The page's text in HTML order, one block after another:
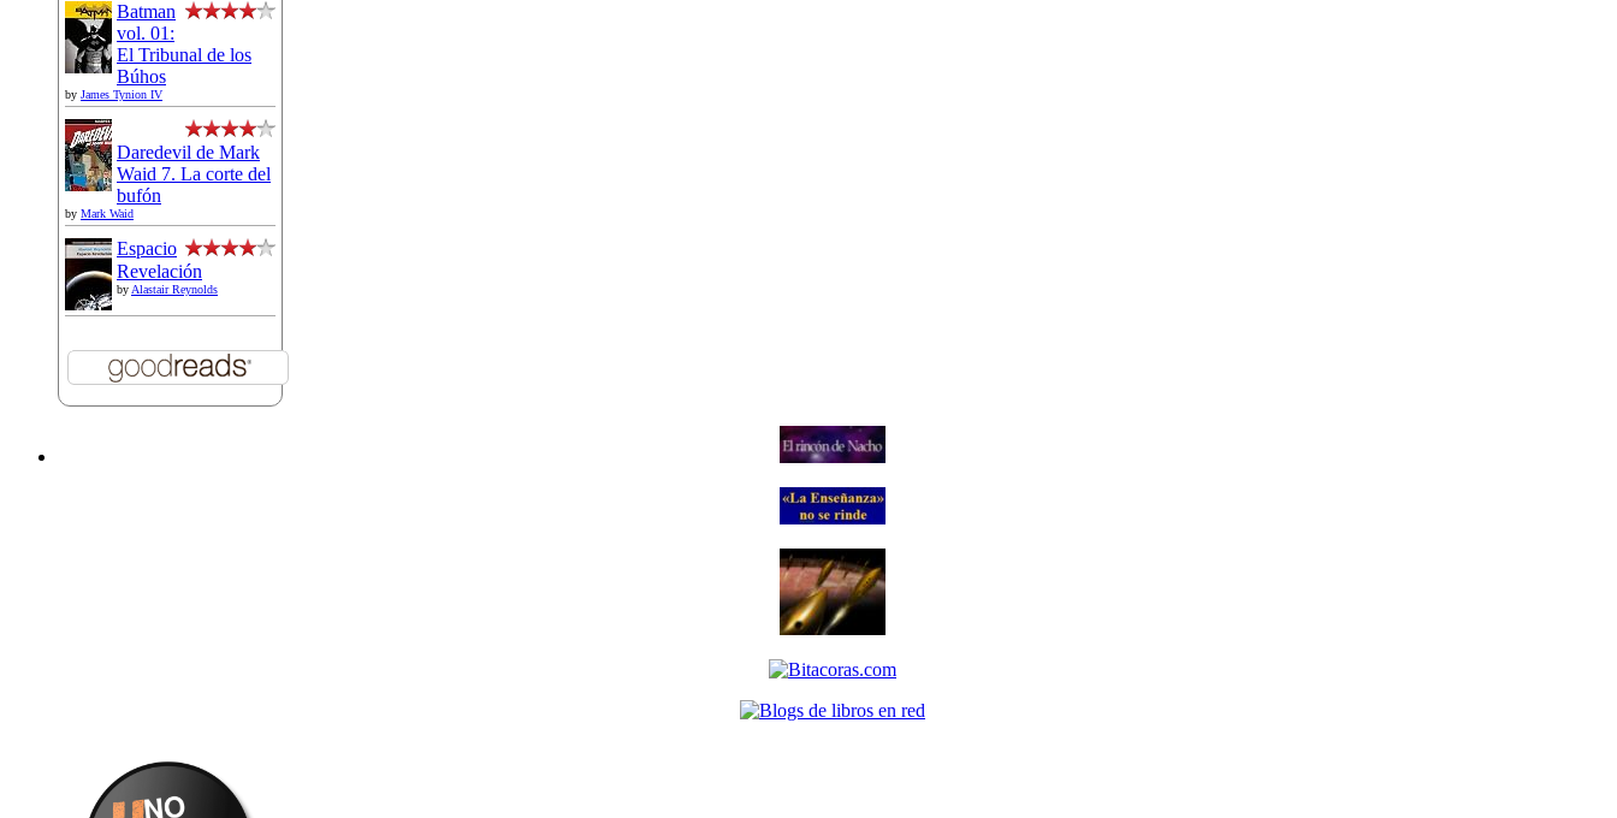
Batman
vol. 01:
El Tribunal de los
Búhos
by James Tynion IV
Daredevil de Mark
Waid 7. La corte del
bufón
by Mark Waid
Espacio
Revelación
byAlastair Reynolds